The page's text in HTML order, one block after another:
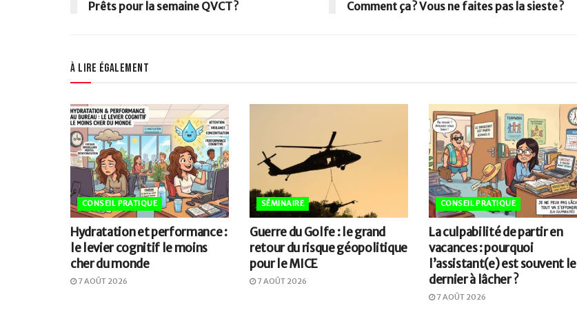
Prêts pour la semaine QVCT ?
Comment ça ? Vous ne faites pas la sieste ?
À lire également
CONSEIL PRATIQUE
Hydratation et performance :
le levier cognitif le moins
cher du monde
7 AOÛT 2026
SÉMINAIRE
Guerre du Golfe : le grand
retour du risque géopolitique
pour le MICE
7 AOÛT 2026
CONSEIL PRATIQUE
La culpabilité de partir en
vacances : pourquoi
l’assistant(e) est souvent le
dernier à lâcher ?
7 AOÛT 2026